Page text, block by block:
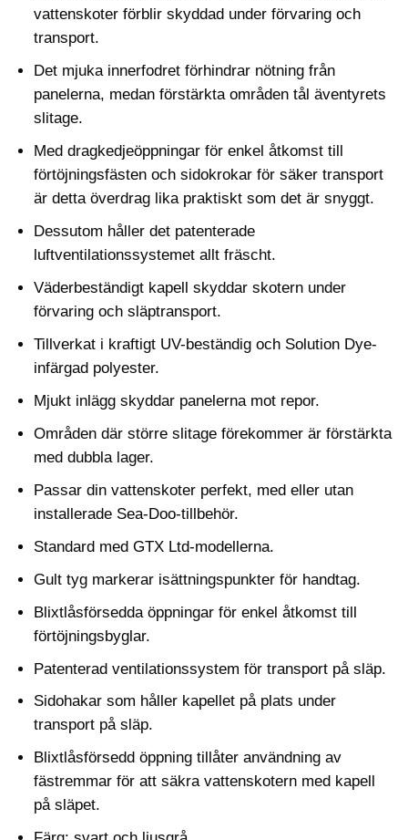
vattenskoter förblir skyddad under förvaring och
transport.
Det mjuka innerfodret förhindrar nötning från
panelerna, medan förstärkta områden tål äventyrets
slitage.
Med dragkedjeöppningar för enkel åtkomst till
förtöjningsfästen och sidokrokar för säker transport
är detta överdrag lika praktiskt som det är snyggt.
Dessutom håller det patenterade
luftventilationssystemet allt fräscht.
Väderbeständigt kapell skyddar skotern under
förvaring och släptransport.
Tillverkat i kraftigt UV-beständig och Solution Dye-
infärgad polyester.
Mjukt inlägg skyddar panelerna mot repor.
Områden där större slitage förekommer är förstärkta
med dubbla lager.
Passar din vattenskoter perfekt, med eller utan
installerade Sea-Doo-tillbehör.
Standard med GTX Ltd-modellerna.
Gult tyg markerar isättningspunkter för handtag.
Blixtlåsförsedda öppningar för enkel åtkomst till
förtöjningsbyglar.
Patenterad ventilationssystem för transport på släp.
Sidohakar som håller kapellet på plats under
transport på släp.
Blixtlåsförsedd öppning tillåter användning av
fästremmar för att säkra vattenskotern med kapell
på släpet.